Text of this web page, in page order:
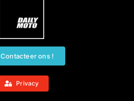
Contacteer ons !
Privacy